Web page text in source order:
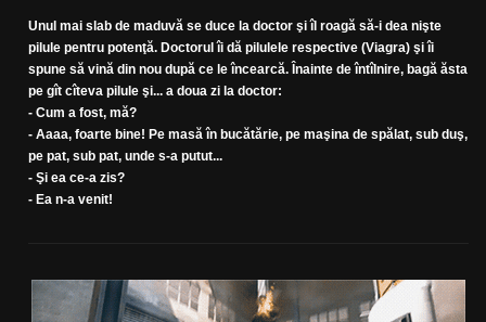
Unul mai slab de maduvă se duce la doctor şi îl roagă să-i dea nişte
pilule pentru potenţă. Doctorul îi dă pilulele respective (Viagra) şi îi
spune să vină din nou după ce le încearcă. Înainte de întîlnire, bagă ăsta
pe gît cîteva pilule şi... a doua zi la doctor:
- Cum a fost, mă?
- Aaaa, foarte bine! Pe masă în bucătărie, pe maşina de spălat, sub duş,
pe pat, sub pat, unde s-a putut...
- Şi ea ce-a zis?
- Ea n-a venit!